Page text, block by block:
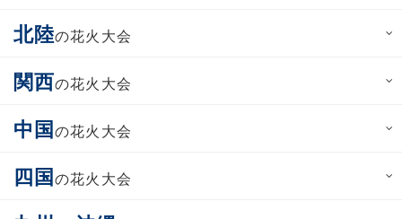
北陸の花火大会
関西の花火大会
中国の花火大会
四国の花火大会